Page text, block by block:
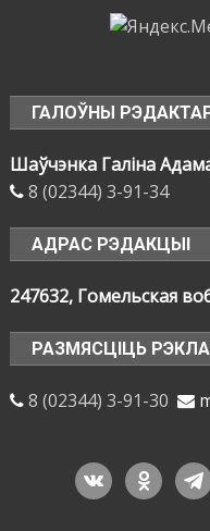
ГАЛОЎНЫ
Шаўчэнка Галіна
8 (02344) 3-91-34
АДРАС РЭДАКЦЫІ
247632, Гомельская
РАЗМЯСЦІЦЬ
8 (02344) 3-91-30
vkontakte